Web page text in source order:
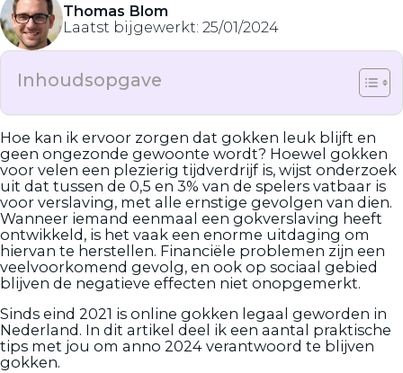
Thomas Blom
Laatst bijgewerkt: 25/01/2024
Inhoudsopgave
Hoe kan ik ervoor zorgen dat gokken leuk blijft en
geen ongezonde gewoonte wordt? Hoewel gokken
voor velen een plezierig tijdverdrijf is, wijst onderzoek
uit dat tussen de 0,5 en 3% van de spelers vatbaar is
voor verslaving, met alle ernstige gevolgen van dien.
Wanneer iemand eenmaal een gokverslaving heeft
ontwikkeld, is het vaak een enorme uitdaging om
hiervan te herstellen. Financiële problemen zijn een
veelvoorkomend gevolg, en ook op sociaal gebied
blijven de negatieve effecten niet onopgemerkt.
Sinds eind 2021 is online gokken legaal geworden in
Nederland. In dit artikel deel ik een aantal praktische
tips met jou om anno 2024 verantwoord te blijven
gokken.